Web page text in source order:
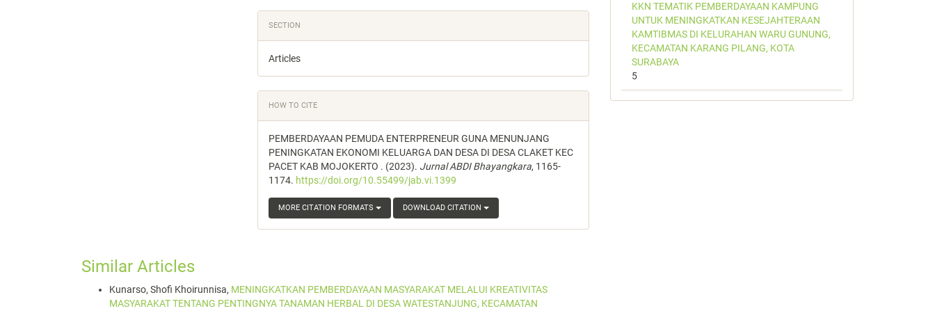
SECTION
Articles
HOW TO CITE
PEMBERDAYAAN PEMUDA ENTERPRENEUR GUNA MENUNJANG
PENINGKATAN EKONOMI KELUARGA DAN DESA DI DESA CLAKET KEC
PACET KAB MOJOKERTO . (2023). Jurnal ABDI Bhayangkara, 1165-
1174. https://doi.org/10.55499/jab.vi.1399
MORE CITATION FORMATS DOWNLOAD CITATION
Similar Articles
Kunarso, Shofi Khoirunnisa, MENINGKATKAN PEMBERDAYAAN MASYARAKAT MELALUI KREATIVITAS
MASYARAKAT TENTANG PENTINGNYA TANAMAN HERBAL DI DESA WATESTANJUNG, KECAMATAN
KKN TEMATIK PEMBERDAYAAN KAMPUNG
UNTUK MENINGKATKAN KESEJAHTERAAN
KAMTIBMAS DI KELURAHAN WARU GUNUNG,
KECAMATAN KARANG PILANG, KOTA
SURABAYA
5